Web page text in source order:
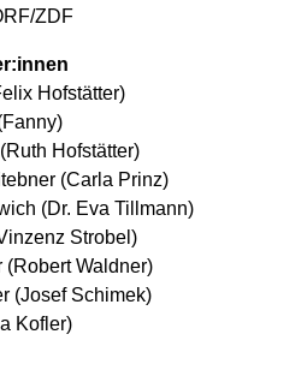
ZDF
Hofstätter)
Hofstätter)
(Carla Prinz)
(Dr. Eva Tillmann)
Strobel)
(Robert Waldner)
(Josef Schimek)
Kofler)